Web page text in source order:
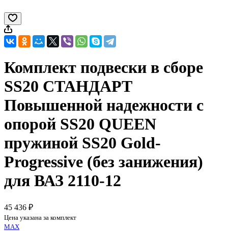
Комплект подвески в сборе
SS20 СТАНДАРТ
Повышенной надежности c
опорой SS20 QUEEN
пружиной SS20 Gold-
Progressive (без занижения)
для ВАЗ 2110-12
45 436 ₽
Цена указана за комплект
MAX